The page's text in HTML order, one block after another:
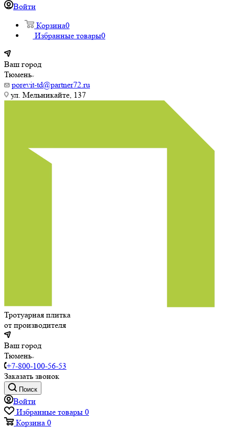
Войти
Корзина0
Избранные товары0
Ваш город
Тюмень
porevit-td@partner72.ru
ул. Мельникайте, 137
Тротуарная плитка
от производителя
Ваш город
Тюмень
+7-800-100-56-53
Заказать звонок
Поиск
Войти
Избранные товары 0
Корзина 0